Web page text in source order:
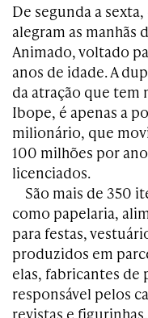
De segunda a
alegram as manhãs
Animado, voltado
anos de idade. A
da atração que tem
Ibope, é apenas a
milionário, que
100 milhões por
licenciados.
São mais de 350
como papelaria,
para festas,
produzidos em
elas, fabricantes de
responsável pelos
revistas e